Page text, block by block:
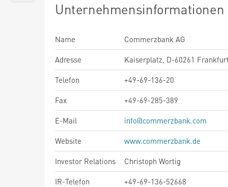
Unternehmensinformationen
Name
Commerzbank AG
Adresse
Kaiserplatz, D-60261
Telefon
+49-69-136-20
Fax
+49-69-285-389
E-Mail
info@commerzbank.com
Website
www.commerzbank.de
Investor Relations
Christoph Wortig
IR-Telefon
+49-69-136-52668